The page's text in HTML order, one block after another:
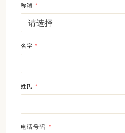
称谓*
名字*
姓氏*
电话号码 *